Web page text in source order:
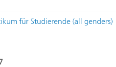
für Studierende (all genders)